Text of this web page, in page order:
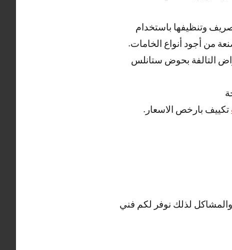
وتنظيفها باستخدام
من أجود أنواع الخامات.
التالفة بحوض ستانلس
تكييف بارخص الاسعار.
والمشاكل لذلك نوفر لكم فني